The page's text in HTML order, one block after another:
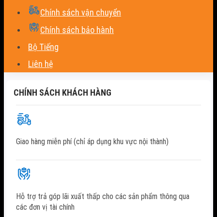
Chính sách vận chuyển
Chính sách bảo hành
Bộ Tiếng
Liên hệ
CHÍNH SÁCH KHÁCH HÀNG
Giao hàng miễn phí (chỉ áp dụng khu vực nội thành)
Hỗ trợ trả góp lãi xuất thấp cho các sản phẩm thông qua
các đơn vị tài chính